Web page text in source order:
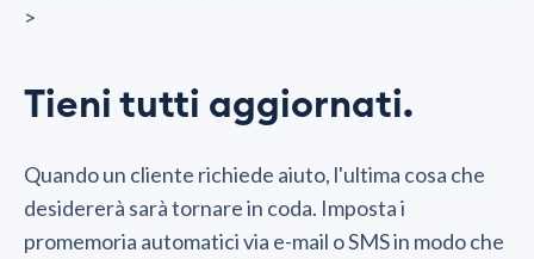
>
Tieni tutti aggiornati.
Quando un cliente richiede aiuto, l'ultima cosa che
desidererà sarà tornare in coda. Imposta i
promemoria automatici via e-mail o SMS in modo che